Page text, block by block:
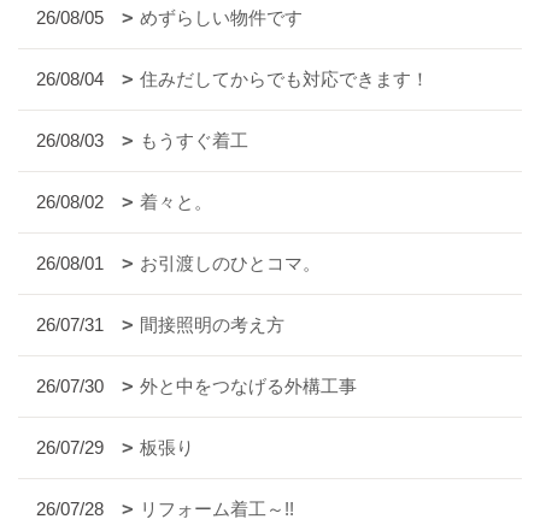
26/08/05 めずらしい物件です
26/08/04 住みだしてからでも対応できます！
26/08/03 もうすぐ着工
26/08/02 着々と。
26/08/01 お引渡しのひとコマ。
26/07/31 間接照明の考え方
26/07/30 外と中をつなげる外構工事
26/07/29 板張り
26/07/28 リフォーム着工～!!